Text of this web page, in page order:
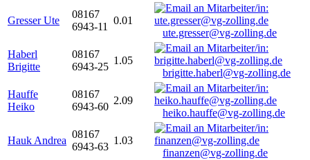
Gresser Ute
08167
6943-11
0.01
ute.gresser@vg-zolling.de
Haberl
Brigitte
08167
6943-25
1.05
brigitte.haberl@vg-zolling.de
Hauffe
Heiko
08167
6943-60
2.09
heiko.hauffe@vg-zolling.de
Hauk Andrea
08167
6943-63
1.03
finanzen@vg-zolling.de